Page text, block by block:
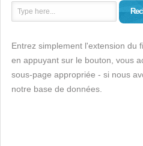
Entrez simplement l'extension du
en appuyant sur le bouton, vous
sous-page appropriée - si nous
notre base de données.